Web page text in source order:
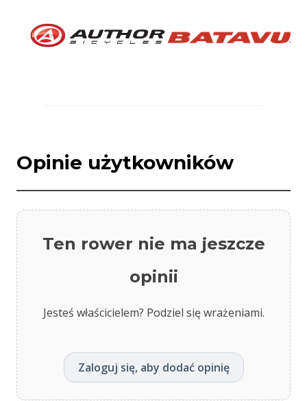
Opinie użytkowników
Ten rower nie ma jeszcze
opinii
Jesteś właścicielem? Podziel się wrażeniami.
Zaloguj się, aby dodać opinię